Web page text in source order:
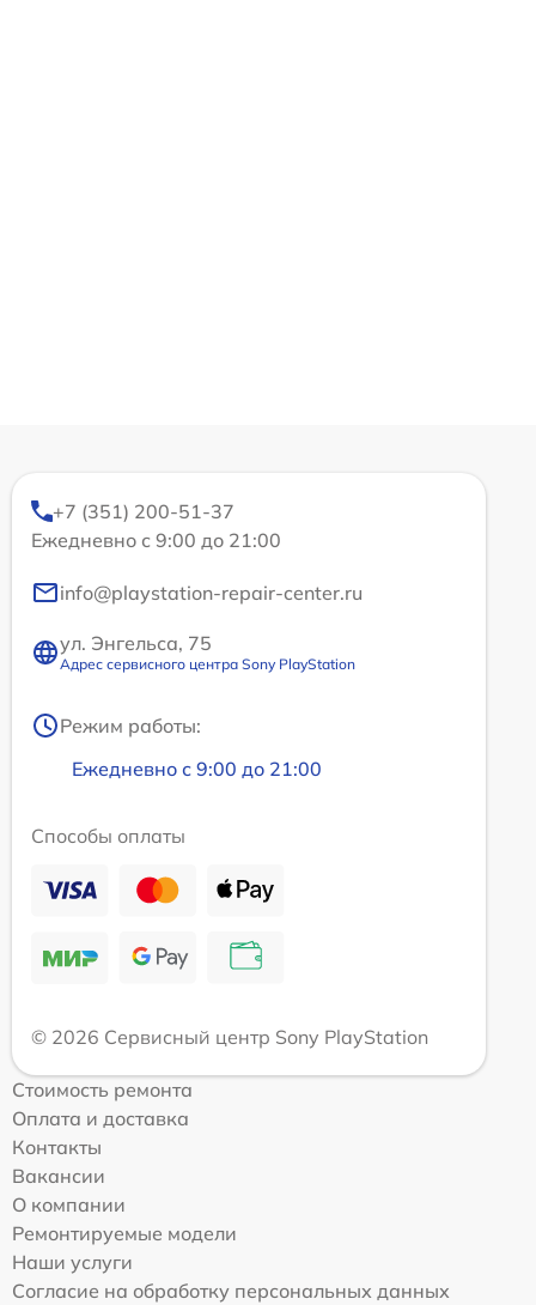
+7 (351) 200-51-37
Ежедневно с 9:00 до 21:00
info@playstation-repair-center.ru
ул. Энгельса, 75
Адрес сервисного центра Sony PlayStation
Режим работы:
Ежедневно с 9:00 до 21:00
Способы оплаты
© 2026 Сервисный центр Sony PlayStation
Стоимость ремонта
Оплата и доставка
Контакты
Вакансии
О компании
Ремонтируемые модели
Наши услуги
Согласие на обработку персональных данных